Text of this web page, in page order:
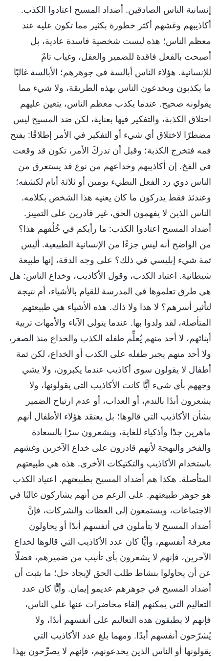
إنسانية الناس الصادقين. أضداد المسيح اعتادوا الكذب.
أكاذيبهم وغشهم أكثر خطورة بكثير مما تكون عليه عند
معظم الناس؛ هذه ليست شخصية فاسدة عادية، بل
أصبحت بالفعل فاقدة للضمير والعقل، وغياب تامٌ
للإنسانية. هؤلاء الناس أبالسة في جوهرهم؛ الأبالسة غالبًا
ما يكذبون ويخدعون الناس بهذه الطريقة، ولا شيء مما
يقولونه صحيح. عندما يكذب معظم الناس، يتعين عليهم
اختلاق الكذبة، والتفكير فيها بعناية، لكن ضد المسيح ليس
مضطرًا لاختلاق أي شيء أو التفكير في الأمر إطلاقًا: يفتح
فمه فتخرج الكذبة؛ وقبل أن تدركَ الأمر، تكون قد وقعت
في الفخ. إن أكاذيبهم وخداعهم من نوع قد يستغرق من
الناس ذوي رد الفعل البطيء يومين أو ثلاثة أيام لكشفه؛
وعندئذ فقط يدركون ما كان يعنيه هذا الشخص بكلامه.
الناس الذين لا يفهمون الحق، غير قادرين على التمييز.
أضداد المسيح اعتادوا الكذب: ما رأيكم في خُلُقهم هذا؟
من الواضح أنه ليس جزءًا من الإنسانية الطبيعية. أليس
ثمة شيء إبليسي في ذلك؟ على وجه الدقة، إنها طبيعة
شيطانية. اعتياد الكذب، وقول الأكاذيب، وخداع الناس: هل
هي طرق تعلموها في المدرسة للقيام بالأشياء، أم نتيجة
لتأثير أسرهم؟ لا هذا ولا ذاك. هذه الأشياء هي طبيعتهم
المتأصلة، لقد ولدوا بها. عندما يتولى الآباء والأمهات تربية
أبنائهم، لا أحد منهم يُعلِّم طفله الكذب والخداع منذ الصغر،
ولا أحد منهم يجبر طفله على الكذب أو الخداع، لكن ثمة
أطفال لا يقولون سوى أكاذيب عندما يكبرون، ولا يشي
وجههم بأي شيء أيًّا كانت الأكاذيب التي يقولونها، ولا
يشعرون أبدًا بالندم، أو العذاب، أو عدم ارتياح الضمير
بشأن الأكاذيب التي قالوها؛ بل يعتقد هؤلاء الأطفال أنهم
ماهرين جدًا وأذكياء للغاية، ويشعرون سرًا بالسعادة
والفخر والبهجة لأنهم قادرون على خداع الآخرين وغشهم
باستخدام الأكاذيب والتكتيكات الأخرى. هذه هي طبيعتهم
المتأصلة. هكذا هم أضداد المسيح بطبيعتهم. اعتياد الكذب
هو جوهر طبيعتهم. على الرغم من أنهم يشاركون غالبًا في
الاجتماعات، ويستمعون إلى العظات والشركات، فإنَّ
أضداد المسيح لا يتأملون في أنفسهم أبدًا أو يحاولون
معرفة أنفسهم، وأيًّا كان عدد الأكاذيب التي قالوها لخداع
الآخرين، فإنهم لا يشعرون بأي تأنيب من ضميرهم، فضلًا
عن أن يحاولوا بنشاط طلب الحق لإيجاد حل؛ ما يثبت أن
أضداد المسيح في جوهرهم عديمو إيمان. وأيًّا كان عدد
التعاليم التي يمكنهم إلقاء محاضرات عنها على الناس،
فإنهم لا يطبقون هذه التعاليم على أنفسهم أبدًا، ولا
يُشرّحون أنفسهم أبدًا. ومهما بلغ عدد الأكاذيب التي
يقولونها أو الناس الذين يخدعونهم، فإنهم لا يصرِّحون بهذا